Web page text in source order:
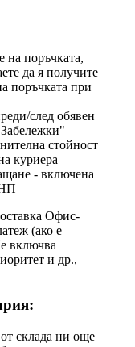
поръчката,
да я получите
поръчката при
след обявен
стойност
куриера
- включена
НП
Офис-
(ако е
включва
и др.,
склада ни още